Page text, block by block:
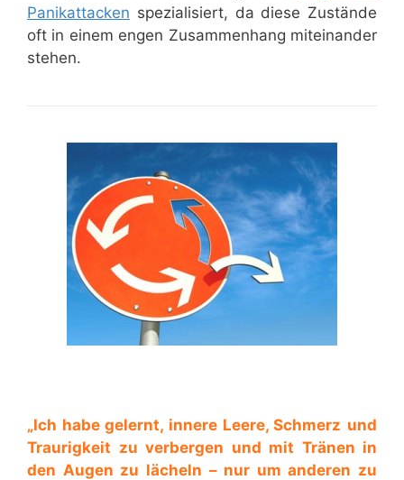
Panikattacken spezialisiert, da diese Zustände
oft in einem engen Zusammenhang miteinander
stehen.
„Ich habe gelernt, innere Leere, Schmerz und
Traurigkeit zu verbergen und mit Tränen in
den Augen zu lächeln – nur um anderen zu